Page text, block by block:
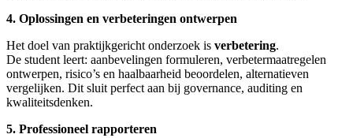
4. Oplossingen en verbeteringen ontwerpen
Het doel van praktijkgericht onderzoek is verbetering.
De student leert: aanbevelingen formuleren, verbetermaatregelen
ontwerpen, risico’s en haalbaarheid beoordelen, alternatieven
vergelijken. Dit sluit perfect aan bij governance, auditing en
kwaliteitsdenken.
5. Professioneel rapporteren